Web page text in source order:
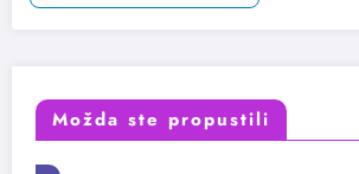
Možda ste propustili